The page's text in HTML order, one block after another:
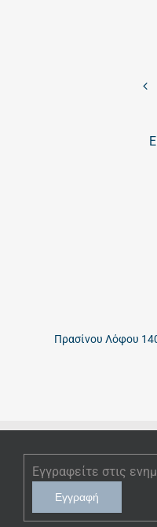
Πρασίνου Λόφου
Εγγραφείτε στις
Εγγραφή